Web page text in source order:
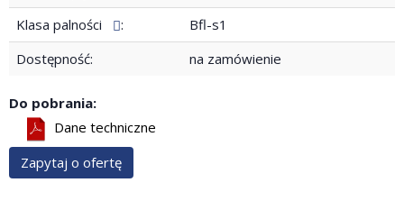
Klasa palności
:
Bfl-s1
Dostępność:
na zamówienie
Do pobrania:
Dane techniczne
Zapytaj o ofertę